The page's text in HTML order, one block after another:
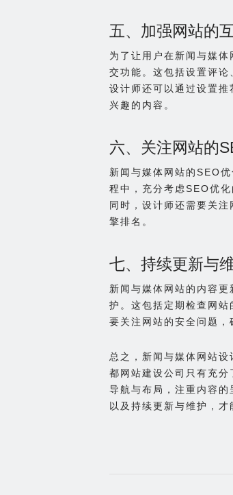
五、加强网站的
为了让用户在新闻与媒
交功能。这包括设置评论
设计师还可以通过设置
兴趣的内容。
六、关注网站的
新闻与媒体网站的SEO
程中，充分考虑SEO优
同时，设计师还需要关注
擎排名。
七、持续更新与
新闻与媒体网站的内容
护。这包括定期检查网
要关注网站的安全问题，
总之，新闻与媒体网站
都网站建设公司只有充
导航与布局，注重内容
以及持续更新与维护，才